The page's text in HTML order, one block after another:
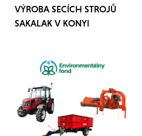
VÝROBA SECÍCH STROJŮ
SAKALAK V KONYI